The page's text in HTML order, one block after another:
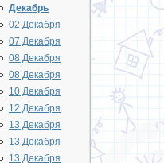
Декабрь
02 Декабря
07 Декабря
08 Декабря
08 Декабря
10 Декабря
12 Декабря
13 Декабря
13 Декабря
13 Декабря